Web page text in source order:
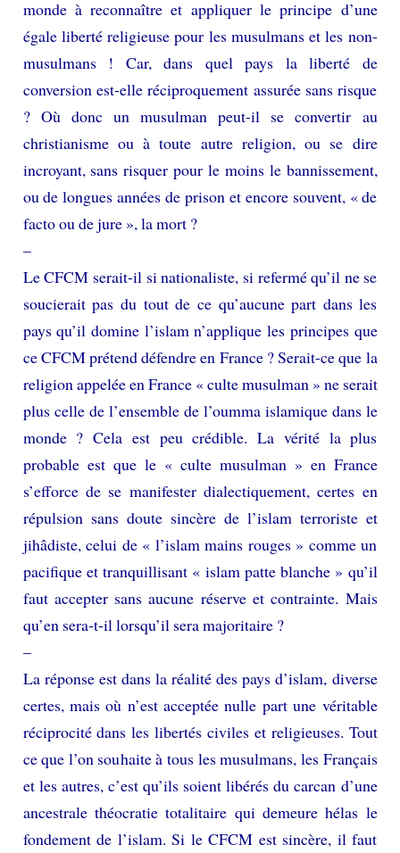
monde à reconnaître et appliquer le principe d’une
égale liberté religieuse pour les musulmans et les non-
musulmans ! Car, dans quel pays la liberté de
conversion est-elle réciproquement assurée sans risque
? Où donc un musulman peut-il se convertir au
christianisme ou à toute autre religion, ou se dire
incroyant, sans risquer pour le moins le bannissement,
ou de longues années de prison et encore souvent, « de
facto ou de jure », la mort ?
–
Le CFCM serait-il si nationaliste, si refermé qu’il ne se
soucierait pas du tout de ce qu’aucune part dans les
pays qu’il domine l’islam n’applique les principes que
ce CFCM prétend défendre en France ? Serait-ce que la
religion appelée en France « culte musulman » ne serait
plus celle de l’ensemble de l’oumma islamique dans le
monde ? Cela est peu crédible. La vérité la plus
probable est que le « culte musulman » en France
s’efforce de se manifester dialectiquement, certes en
répulsion sans doute sincère de l’islam terroriste et
jihâdiste, celui de « l’islam mains rouges » comme un
pacifique et tranquillisant « islam patte blanche » qu’il
faut accepter sans aucune réserve et contrainte. Mais
qu’en sera-t-il lorsqu’il sera majoritaire ?
–
La réponse est dans la réalité des pays d’islam, diverse
certes, mais où n’est acceptée nulle part une véritable
réciprocité dans les libertés civiles et religieuses. Tout
ce que l’on souhaite à tous les musulmans, les Français
et les autres, c’est qu’ils soient libérés du carcan d’une
ancestrale théocratie totalitaire qui demeure hélas le
fondement de l’islam. Si le CFCM est sincère, il faut